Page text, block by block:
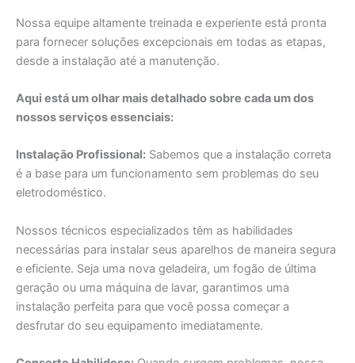
Nossa equipe altamente treinada e experiente está pronta
para fornecer soluções excepcionais em todas as etapas,
desde a instalação até a manutenção.
Aqui está um olhar mais detalhado sobre cada um dos
nossos serviços essenciais:
Instalação Profissional: Sabemos que a instalação correta
é a base para um funcionamento sem problemas do seu
eletrodoméstico.
Nossos técnicos especializados têm as habilidades
necessárias para instalar seus aparelhos de maneira segura
e eficiente. Seja uma nova geladeira, um fogão de última
geração ou uma máquina de lavar, garantimos uma
instalação perfeita para que você possa começar a
desfrutar do seu equipamento imediatamente.